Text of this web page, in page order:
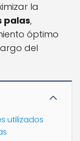
la
palas,
óptimo
del
utilizados